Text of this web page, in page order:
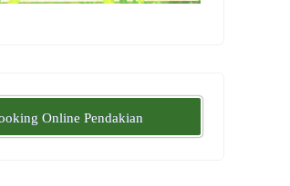
Online Pendakian